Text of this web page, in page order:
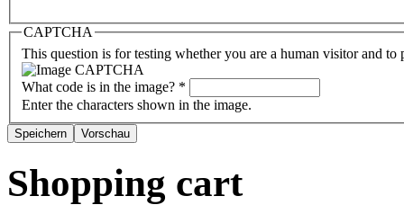
CAPTCHA
This question is for testing whether you are a human visitor and to
What code is in the image? *
Enter the characters shown in the image.
Shopping cart